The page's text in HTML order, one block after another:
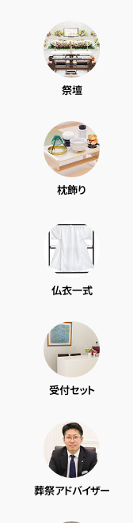
祭壇
枕飾り
仏衣一式
受付セット
葬祭アドバイザー